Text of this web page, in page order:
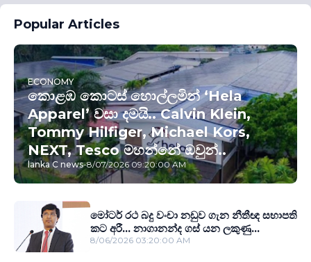
Popular Articles
ECONOMY
කොළඹ කොටස් හොල්ලමින් ‘Hela
Apparel’ වසා දමයි.. Calvin Klein,
Tommy Hilfiger, Michael Kors,
NEXT, Tesco මහන්නේ ඔවුන්..
lanka C news-8/07/2026 09:20:00 AM
මෝටර් රථ බදු වංචා නඩුව ගැන නීතීඥ සභාපති
කට අරී... නාගානන්ද ගස් යන ලකුණු...
8/06/2026 03:20:00 AM